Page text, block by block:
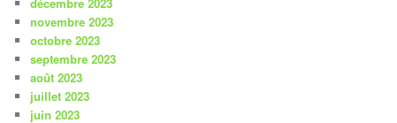
novembre 2023
octobre 2023
septembre 2023
août 2023
juillet 2023
juin 2023